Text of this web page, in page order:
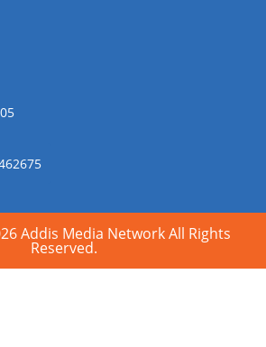
Addis Media Network All Rights
Reserved.